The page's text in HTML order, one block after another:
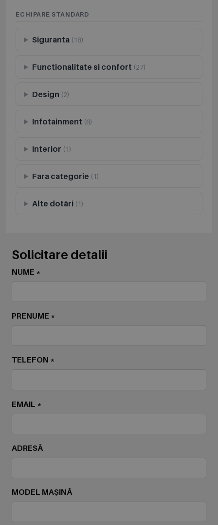
ECHIPARE STANDARD
Siguranta(18)
Functionalitate si confort (27)
Design (2)
Infotainment (6)
Interior (1)
Fara categorie (1)
Alte dotări(1)
Solicitare detalii
NUME *
PRENUME *
TELEFON *
EMAIL *
ADRESĂ
MODEL MAȘINĂ